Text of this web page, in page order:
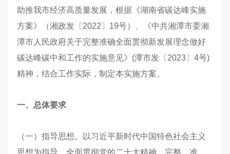
助推我市经济高质量发展，根据《湖南省碳达峰实施
方案》（湘政发〔2022〕19号）、《中共湘潭市委湘
潭市人民政府关于完整准确全面贯彻新发展理念做好
碳达峰碳中和工作的实施意见》(潭市发〔2023〕4号)
精神，结合工作实际，制定本实施方案。
一、总体要求
（一）指导思想。以习近平新时代中国特色社会主义
思想为指导，全面贯彻党的二十大精神，完整、准